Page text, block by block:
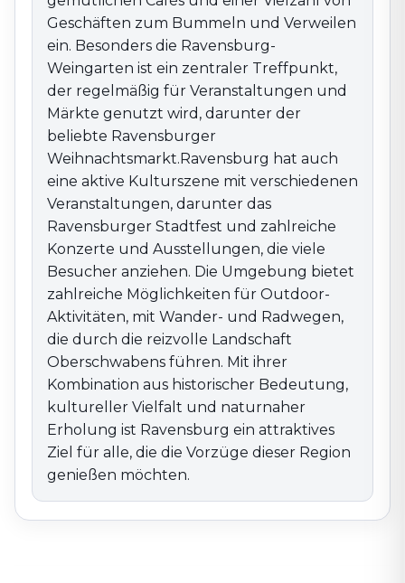
Geschäften zum Bummeln und Verweilen
ein. Besonders die Ravensburg-
Weingarten ist ein zentraler Treffpunkt,
der regelmäßig für Veranstaltungen und
Märkte genutzt wird, darunter der
beliebte Ravensburger
Weihnachtsmarkt.Ravensburg hat auch
eine aktive Kulturszene mit verschiedenen
Veranstaltungen, darunter das
Ravensburger Stadtfest und zahlreiche
Konzerte und Ausstellungen, die viele
Besucher anziehen. Die Umgebung bietet
zahlreiche Möglichkeiten für Outdoor-
Aktivitäten, mit Wander- und Radwegen,
die durch die reizvolle Landschaft
Oberschwabens führen. Mit ihrer
Kombination aus historischer Bedeutung,
kultureller Vielfalt und naturnaher
Erholung ist Ravensburg ein attraktives
Ziel für alle, die die Vorzüge dieser Region
genießen möchten.